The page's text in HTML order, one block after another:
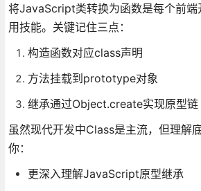
将JavaScript类转换为函数是每个前端
用技能。关键记住三点：
构造函数对应class声明
方法挂载到prototype对象
继承通过Object.create实现原型链
虽然现代开发中Class是主流，但理解
你：
更深入理解JavaScript原型继承